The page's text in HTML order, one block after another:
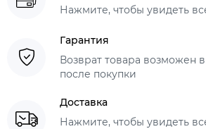
Нажмите, чтобы увидеть
Гарантия
Возврат товара возможен
после покупки
Доставка
Нажмите, чтобы увидеть